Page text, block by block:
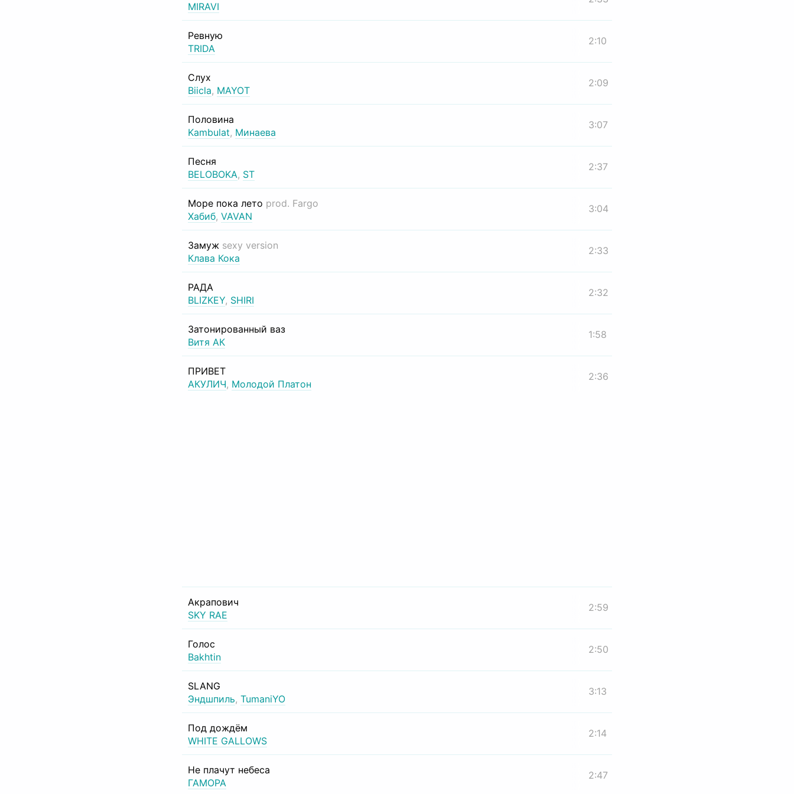
MIRAVI
Ревную
TRIDA
2:10
Слух
Biicla, MAYOT
2:09
Половина
Kambulat, Минаева
3:07
Песня
BELOBOKA, ST
2:37
Море пока лето prod. Fargo
Хабиб, VAVAN
3:04
Замуж sexy version
Клава Кока
2:33
РАДА
BLIZKEY, SHIRI
2:32
Затонированный ваз
Витя АК
1:58
ПРИВЕТ
АКУЛИЧ, Молодой Платон
2:36
Акрапович
SKY RAE
2:59
Голос
Bakhtin
2:50
SLANG
Эндшпиль, TumaniYO
3:13
Под дождём
WHITE GALLOWS
2:14
Не плачут небеса
ГАМОРА
2:47